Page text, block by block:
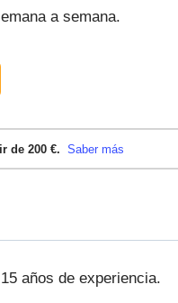
a semana.
años de experiencia.